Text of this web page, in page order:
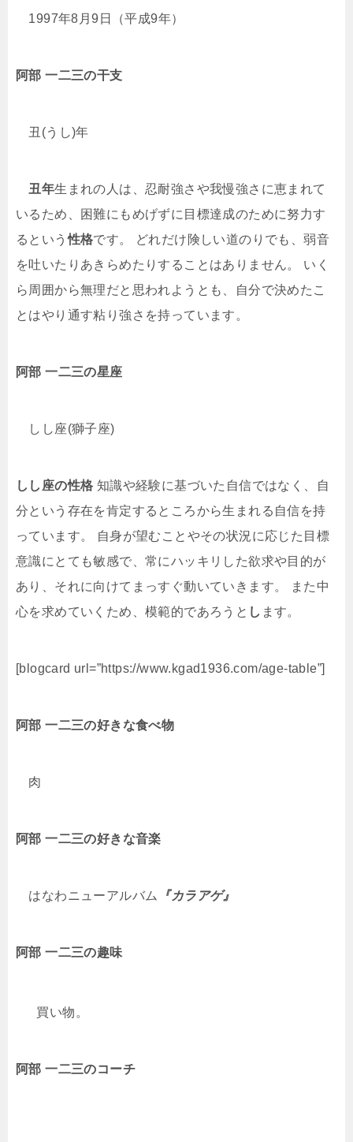
1997年8月9日（平成9年）
阿部 一二三の干支
丑(うし)年
丑年生まれの人は、忍耐強さや我慢強さに恵まれて
いるため、困難にもめげずに目標達成のために努力す
るという性格です。 どれだけ険しい道のりでも、弱音
を吐いたりあきらめたりすることはありません。 いく
ら周囲から無理だと思われようとも、自分で決めたこ
とはやり通す粘り強さを持っています。
阿部 一二三の星座
しし座(獅子座)
しし座の性格 知識や経験に基づいた自信ではなく、自
分という存在を肯定するところから生まれる自信を持
っています。 自身が望むことやその状況に応じた目標
意識にとても敏感で、常にハッキリした欲求や目的が
あり、それに向けてまっすぐ動いていきます。 また中
心を求めていくため、模範的であろうと し ます。
[blogcard url=”https://www.kgad1936.com/age-table”]
阿部 一二三の好きな食べ物
肉
阿部 一二三の好きな音楽
はなわニューアルバム 『カラアゲ』
阿部 一二三の趣味
買い物。
阿部 一二三のコーチ